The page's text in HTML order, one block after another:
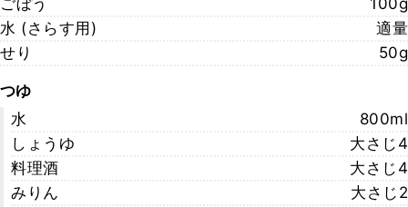
ごぼう
100g
水 (さらす用)
適量
せり
50g
つゆ
水
800ml
しょうゆ
大さじ4
料理酒
大さじ4
みりん
大さじ2